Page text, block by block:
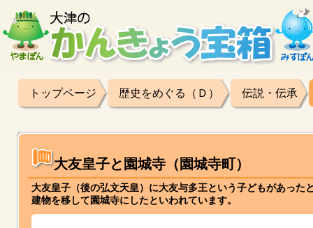
トップページ 歴史をめぐる（Ｄ） 伝説・伝承
大友皇子と園城寺（園城寺町）
大友皇子（後の弘文天皇）に大友与多王という子どもがあっ
建物を移して園城寺にしたといわれています。